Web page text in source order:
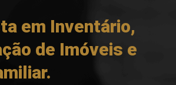
em Inventário,
de Imóveis e